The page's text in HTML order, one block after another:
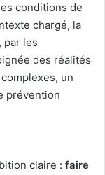
conditions de
chargé, la
par les
des réalités
un
prévention
claire : faire